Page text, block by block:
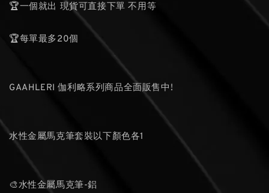
🏆一個就出 現貨可直接下單 不用等
🏆每單最多20個
GAAHLERI 伽利略系列商品全面販售中!
水性金屬馬克筆套裝以下顏色各1
🎨水性金屬馬克筆-鋁